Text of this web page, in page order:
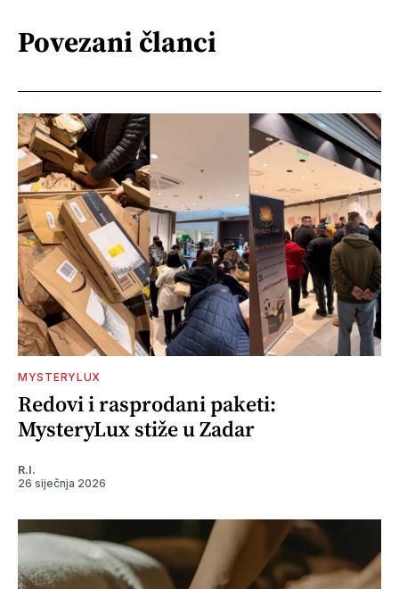
Povezani članci
MYSTERYLUX
Redovi i rasprodani paketi:
MysteryLux stiže u Zadar
R.I.
26 siječnja 2026